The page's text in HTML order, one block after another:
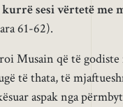
kurrë sesi vërtetë me
61-62).
Musain që të
të thata, të
aspak nga